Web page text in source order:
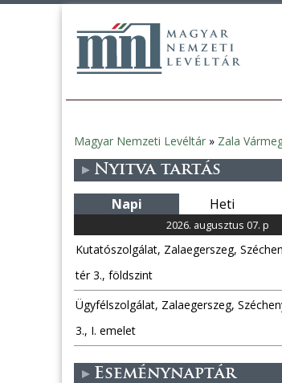
Jelenlegi
hely
Magyar Nemzeti Levéltár » Zala
Nyitva tartás
Napi Heti
2026. augusztus 07. p
Kutatószolgálat, Zalaegerszeg,
tér 3., földszint
Ügyfélszolgálat, Zalaegerszeg,
3., I. emelet
Eseménynaptár